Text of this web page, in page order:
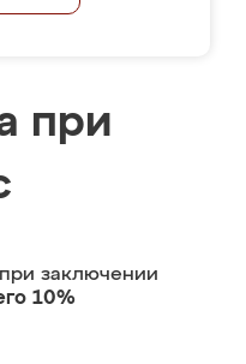
при
при заключении
10%